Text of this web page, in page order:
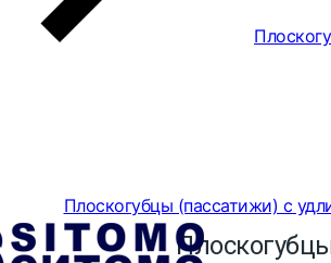
Плоскогубцы (пассатижи) с